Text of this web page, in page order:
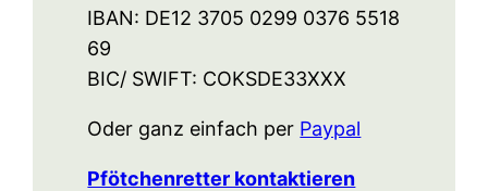
IBAN: DE12 3705 0299 0376 5518
69
BIC/ SWIFT: COKSDE33XXX
Oder ganz einfach per Paypal
Pfötchenretter kontaktieren